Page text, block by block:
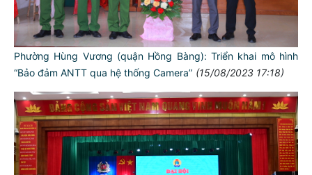
Phường Hùng Vương (quận Hồng Bàng): Triển khai mô hình
“Bảo đảm ANTT qua hệ thống Camera” (15/08/2023 17:18)